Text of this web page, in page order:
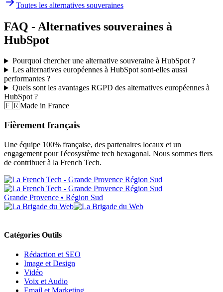
Toutes les alternatives souveraines
FAQ - Alternatives souveraines à
HubSpot
Pourquoi chercher une alternative souveraine à HubSpot ?
Les alternatives européennes à HubSpot sont-elles aussi
performantes ?
Quels sont les avantages RGPD des alternatives européennes à
HubSpot ?
🇫🇷Made in France
Fièrement français
Une équipe 100% française, des partenaires locaux et un
engagement pour l'écosystème tech hexagonal. Nous sommes fiers
de contribuer à la French Tech.
Grande Provence • Région Sud
Catégories Outils
Rédaction et SEO
Image et Design
Vidéo
Voix et Audio